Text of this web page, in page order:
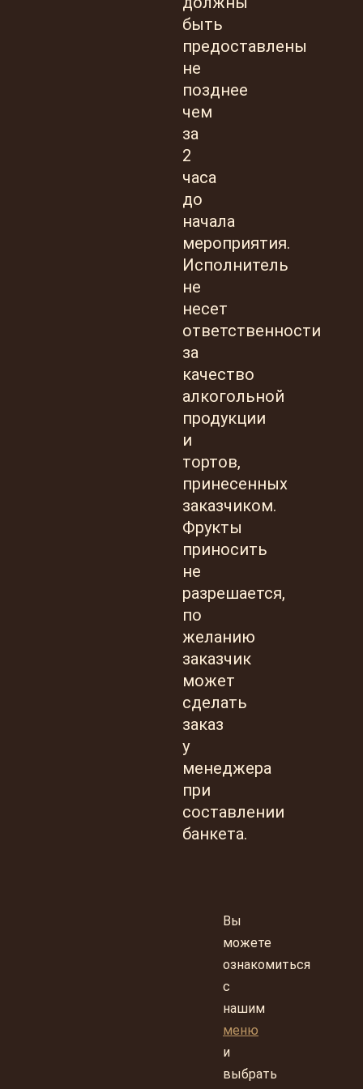
быть
предоставлены
не
позднее
чем
за
2
часа
до
начала
мероприятия.
Исполнитель
не
несет
ответственности
за
качество
алкогольной
продукции
и
тортов,
принесенных
заказчиком.
Фрукты
приносить
не
разрешается,
по
желанию
заказчик
может
сделать
заказ
у
менеджера
при
составлении
банкета.
Вы
можете
ознакомиться
с
нашим
меню
и
выбрать